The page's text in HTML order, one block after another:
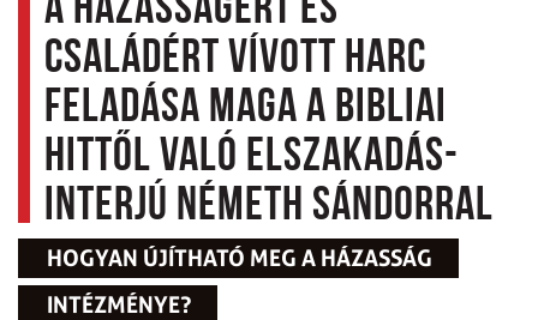
A házasságért és
családért vívott harc
feladása maga a bibliai
hittől való elszakadás-
interjú Németh Sándorral
HOGYAN ÚJÍTHATÓ MEG A HÁZASSÁG
INTÉZMÉNYE?